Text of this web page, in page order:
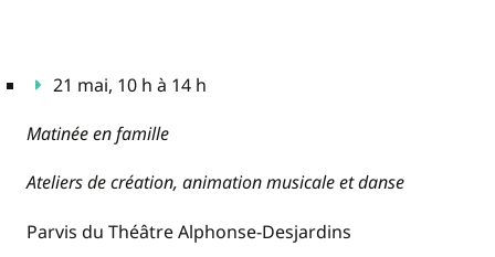
21 mai, 10 h à 14 h
Matinée en famille
Ateliers de création, animation musicale et danse
Parvis du Théâtre Alphonse-Desjardins